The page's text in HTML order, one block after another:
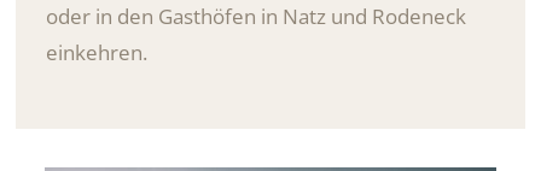
oder in den Gasthöfen in Natz und Rodeneck
einkehren.